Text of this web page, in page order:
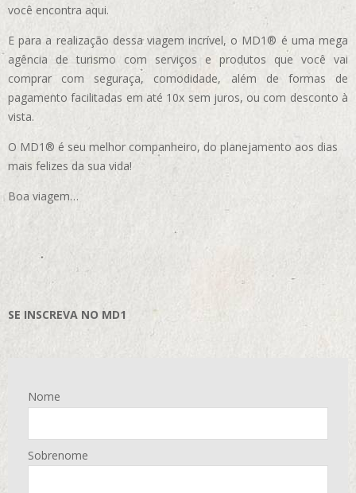
você encontra aqui.
E para a realização dessa viagem incrível, o MD1® é uma mega
agência de turismo com serviços e produtos que você vai
comprar com seguraça, comodidade, além de formas de
pagamento facilitadas em até 10x sem juros, ou com desconto à
vista.
O MD1® é seu melhor companheiro, do planejamento aos dias
mais felizes da sua vida!
Boa viagem…
SE INSCREVA NO MD1
Nome
Sobrenome